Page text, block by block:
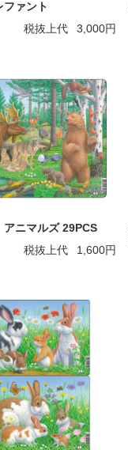
ファント
税抜上代
3,000円
アニマルズ 29PCS
税抜上代
1,600円